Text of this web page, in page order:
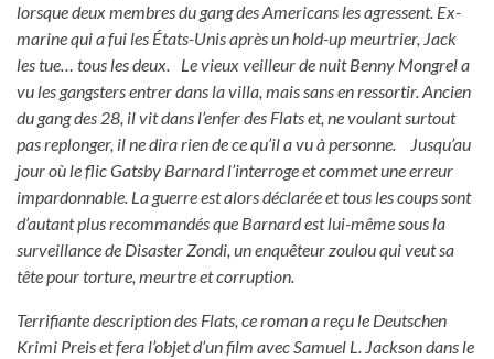
lorsque deux membres du gang des Americans les agressent. Ex-
marine qui a fui les États-Unis après un hold-up meurtrier, Jack
les tue… tous les deux. Le vieux veilleur de nuit Benny Mongrel a
vu les gangsters entrer dans la villa, mais sans en ressortir. Ancien
du gang des 28, il vit dans l’enfer des Flats et, ne voulant surtout
pas replonger, il ne dira rien de ce qu’il a vu à personne. Jusqu’au
jour où le flic Gatsby Barnard l’interroge et commet une erreur
impardonnable. La guerre est alors déclarée et tous les coups sont
d’autant plus recommandés que Barnard est lui-même sous la
surveillance de Disaster Zondi, un enquêteur zoulou qui veut sa
tête pour torture, meurtre et corruption.
Terrifiante description des Flats, ce roman a reçu le Deutschen
Krimi Preis et fera l’objet d’un film avec Samuel L. Jackson dans le